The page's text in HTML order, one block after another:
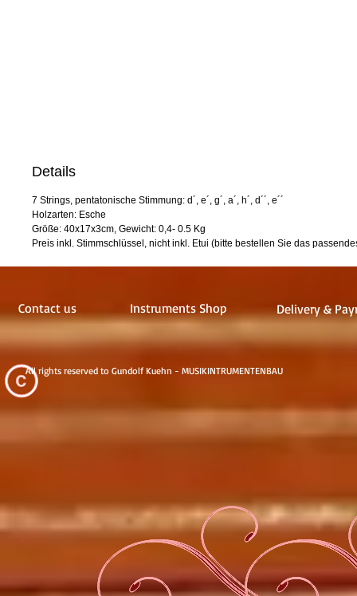
Details
7 Strings, pentatonische Stimmung: d´, e´, g´, a´, h´, d´´, e´´
Holzarten: Esche
Größe: 40x17x3cm, Gewicht: 0,4- 0.5 Kg
Preis inkl. Stimmschlüssel, nicht inkl. Etui (bitte bestellen Sie das
Contact us Instruments Shop Delivery &
All rights reserved to Gundolf Kuehn - MUSIKINTRUMENTENBAU